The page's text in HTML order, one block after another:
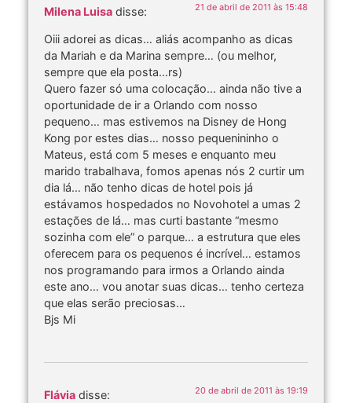
Milena Luisa disse: 21 de abril de 2011 às 15:48
Oiii adorei as dicas… aliás acompanho as dicas
da Mariah e da Marina sempre… (ou melhor,
sempre que ela posta…rs)
Quero fazer só uma colocação… ainda não tive a
oportunidade de ir a Orlando com nosso
pequeno… mas estivemos na Disney de Hong
Kong por estes dias… nosso pequenininho o
Mateus, está com 5 meses e enquanto meu
marido trabalhava, fomos apenas nós 2 curtir um
dia lá… não tenho dicas de hotel pois já
estávamos hospedados no Novohotel a umas 2
estações de lá… mas curti bastante “mesmo
sozinha com ele” o parque… a estrutura que eles
oferecem para os pequenos é incrível… estamos
nos programando para irmos a Orlando ainda
este ano… vou anotar suas dicas… tenho certeza
que elas serão preciosas…
Bjs Mi
Flávia disse: 20 de abril de 2011 às 19:19